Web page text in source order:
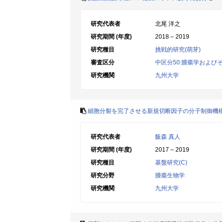
研究代表者
北尾 洋之
研究期間 (年度)
2018 – 2019
研究種目
挑戦的研究(萌芽)
審査区分
中区分50:腫瘍学および
研究機関
九州大学
細胞分裂を完了させる新規切断因子の分子制御機
研究代表者
飯森 真人
研究期間 (年度)
2017 – 2019
研究種目
基盤研究(C)
研究分野
腫瘍生物学
研究機関
九州大学